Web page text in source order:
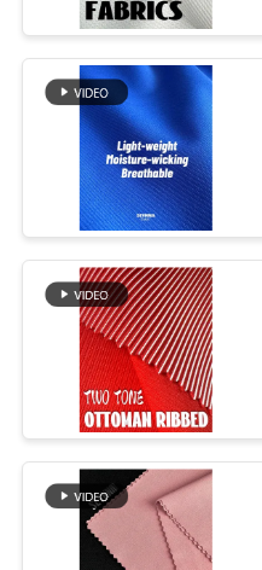
CALIDAD
ÉNTRENOS
CONTACTO
NOTICIAS
CASOS
MAPA
DEL
SITIO
Tela
Lycra
Tela de